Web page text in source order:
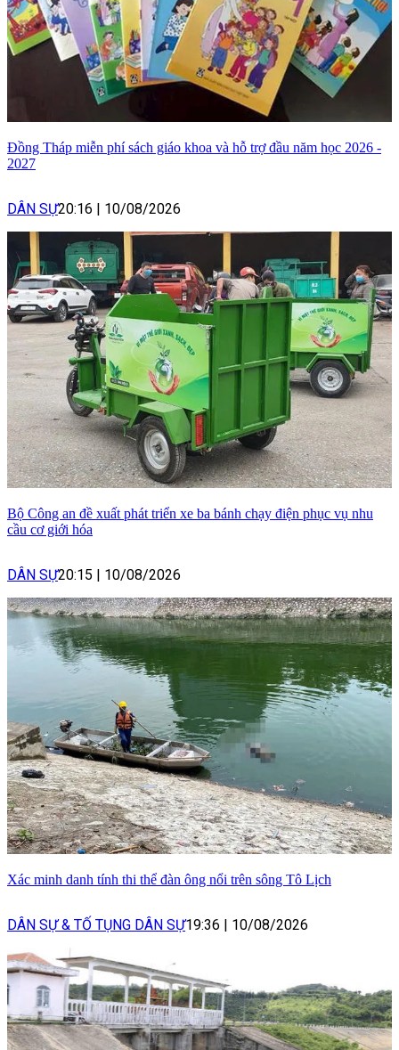
Đồng Tháp miễn phí sách giáo khoa và hỗ trợ đầu năm học 2026 -
2027
DÂN SỰ20:16 10/08/2026
Bộ Công an đề xuất phát triển xe ba bánh chạy điện phục vụ nhu
cầu cơ giới hóa
DÂN SỰ20:15 10/08/2026
Xác minh danh tính thi thể đàn ông nổi trên sông Tô Lịch
DÂN SỰ & TỐ TỤNG DÂN SỰ19:36 10/08/2026